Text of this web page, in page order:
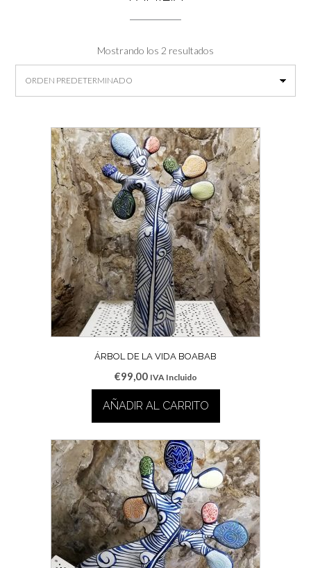
Mostrando los 2 resultados
ÁRBOL DE LA VIDA BOABAB
€99,00 IVA Incluido
AÑADIR AL CARRITO